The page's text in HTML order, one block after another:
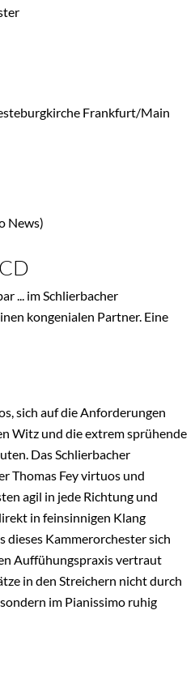
Frankfurt/Main
News)
... im Schlierbacher
kongenialen Partner. Eine
sich auf die Anforderungen
Witz und die extrem sprühende
Das Schlierbacher
Thomas Fey virtuos und
agil in jede Richtung und
in feinsinnigen Klang
dieses Kammerorchester sich
Auffühungspraxis vertraut
in den Streichern nicht durch
im Pianissimo ruhig